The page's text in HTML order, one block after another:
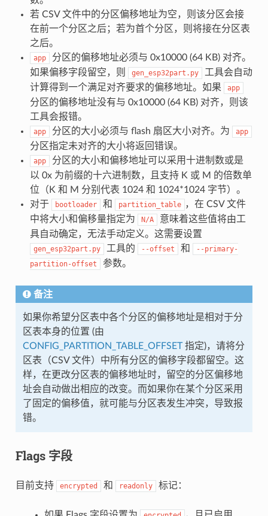
若 CSV 文件中的分区偏移地址为空，则该分区会接
在前一个分区之后；若为首个分区，则将接在分区表
之后。
app
分区的偏移地址必须与 0x10000 (64 KB) 对齐。
如果偏移字段留空，则
gen_esp32part.py
工具会自动
计算得到一个满足对齐要求的偏移地址。如果
app
分区的偏移地址没有与 0x10000 (64 KB) 对齐，则该
工具会报错。
app 分区的大小必须与 flash 扇区大小对齐。为 app
分区指定未对齐的大小将返回错误。
app
分区的大小和偏移地址可以采用十进制数或是
以 0x 为前缀的十六进制数，且支持 K 或 M 的倍数单
位（K 和 M 分别代表 1024 和 1024*1024 字节）。
对于
bootloader 和 partition_table ，在 CSV 文件
中将大小和偏移量指定为
N/A
意味着这些值将由工
具自动确定，无法手动定义。这需要设置
gen_esp32part.py 工具的 --offset 和
--primary-
partition-offset
参数。
备注
如果你希望分区表中各个分区的偏移地址是相对于分
区表本身的位置 (由
CONFIG_PARTITION_TABLE_OFFSET指定)，请将分
区表（CSV 文件）中所有分区的偏移字段都留空。这
样，在更改分区表的偏移地址时，留空的分区偏移地
址会自动做出相应的改变。而如果你在某个分区采用
了固定的偏移值，就可能与分区表发生冲突，导致报
错。
Flags 字段
目前支持 encrypted 和 readonly 标记：